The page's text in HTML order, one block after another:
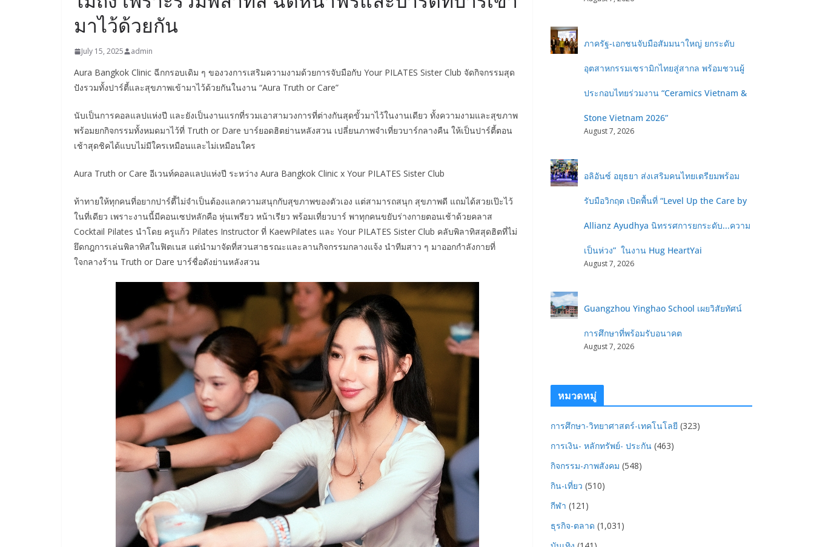
มาไว้ด้วยกัน
July 15, 2025 admin
Aura Bangkok Clinic ฉีกกรอบเดิม ๆ ของวงการเสริมความงามด้วยการจับมือกับ Your PILATES Sister Club จัดกิจกรรมสุด
ปังรวมทั้งปาร์ตี้และสุขภาพเข้ามาไว้ด้วยกันในงาน “Aura Truth or Care”
นับเป็นการคอลแลปแห่งปี และยังเป็นงานแรกที่รวมเอาสามวงการที่ต่างกันสุดขั้วมาไว้ในงานเดียว ทั้งความงามและสุขภาพ
พร้อมยกกิจกรรมทั้งหมดมาไว้ที่ Truth or Dare บาร์ยอดฮิตย่านหลังสวน เปลี่ยนภาพจำเที่ยวบาร์กลางคืน ให้เป็นปาร์ตี้ตอน
เช้าสุดชิคได้แบบไม่มีใครเหมือนและไม่เหมือนใคร
Aura Truth or Care อีเวนท์คอลแลปแห่งปี ระหว่าง Aura Bangkok Clinic x Your PILATES Sister Club
ท้าทายให้ทุกคนที่อยากปาร์ตี้ไม่จำเป็นต้องแลกความสนุกกับสุขภาพของตัวเอง แต่สามารถสนุก สุขภาพดี แถมได้สวยเป๊ะไว้
ในที่เดียว เพราะงานนี้มีคอนเซปหลักคือ หุ่นเพรียว หน้าเรียว พร้อมเที่ยวบาร์ พาทุกคนขยับร่างกายตอนเช้าด้วยคลาส
Cocktail Pilates นำโดย ครูแก้ว Pilates Instructor ที่ KaewPilates และ Your PILATES Sister Club คลับพิลาทิสสุดฮิตที่ไม่
ยึดกฎการเล่นพิลาทิสในฟิตเนส แต่นำมาจัดที่สวนสาธรณะและลานกิจกรรมกลางแจ้ง นำทีมสาว ๆ มาออกกำลังกายที่
ใจกลางร้าน Truth or Dare บาร์ชื่อดังย่านหลังสวน
ภาครัฐ-เอกชนจับมือสัมมนาใหญ่ ยกระดับ
อุตสาหกรรมเซรามิกไทยสู่สากล พร้อมชวนผู้
ประกอบไทยร่วมงาน “Ceramics Vietnam &
Stone Vietnam 2026”
August 7, 2026
อลิอันซ์ อยุธยา ส่งเสริมคนไทยเตรียมพร้อม
รับมือวิกฤต เปิดพื้นที่ “Level Up the Care by
Allianz Ayudhya นิทรรศการยกระดับ...ความ
เป็นห่วง” ในงาน Hug HeartYai
August 7, 2026
Guangzhou Yinghao School เผยวิสัยทัศน์
การศึกษาที่พร้อมรับอนาคต
August 7, 2026
หมวดหมู่
การศึกษา-วิทยาศาสตร์-เทคโนโลยี (323)
การเงิน- หลักทรัพย์- ประกัน (463)
กิจกรรม-ภาพสังคม (548)
กิน-เที่ยว (510)
กีฬา (121)
ธุรกิจ-ตลาด (1,031)